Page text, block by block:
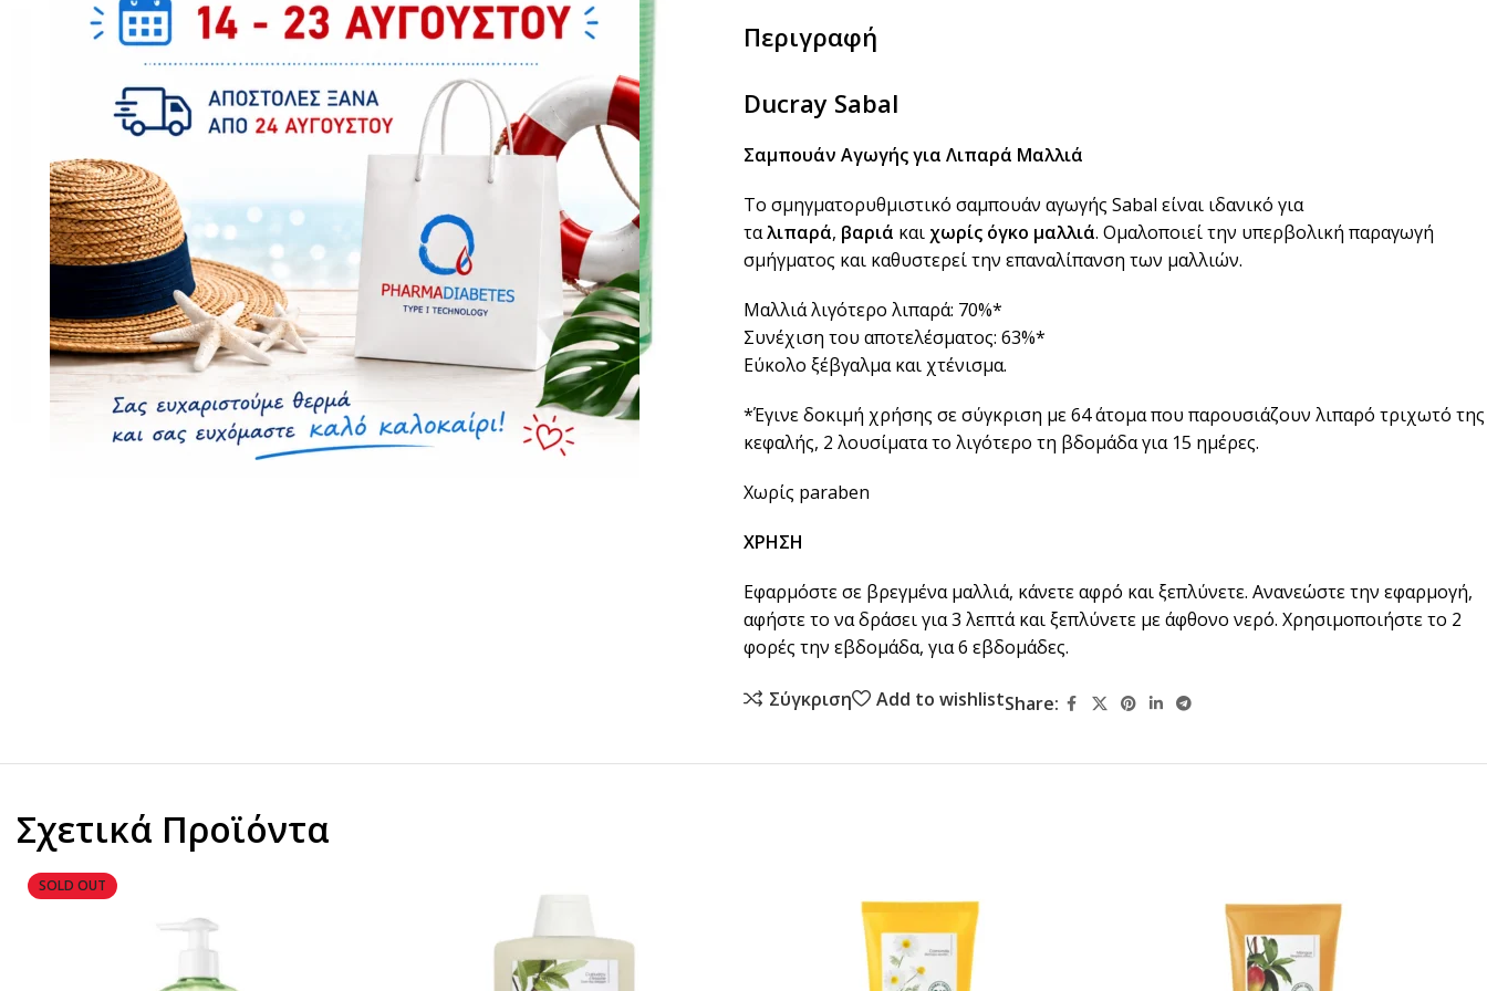
Περιγραφή
Ducray Sabal
Σαμπουάν Αγωγής για Λιπαρά Μαλλιά
Το σμηγματορυθμιστικό σαμπουάν αγωγής Sabal είναι ιδανικό για
ταλιπαρά, βαριά και χωρίς όγκο μαλλιά. Ομαλοποιεί την υπερβολική παραγωγή
σμήγματος και καθυστερεί την επαναλίπανση των μαλλιών.
Μαλλιά λιγότερο λιπαρά: 70%*
Συνέχιση του αποτελέσματος: 63%*
Εύκολο ξέβγαλμα και χτένισμα.
*Έγινε δοκιμή χρήσης σε σύγκριση με 64 άτομα που παρουσιάζουν λιπαρό τριχωτό της
κεφαλής, 2 λουσίματα το λιγότερο τη βδομάδα για 15 ημέρες.
Χωρίς paraben
ΧΡΗΣΗ
Εφαρμόστε σε βρεγμένα μαλλιά, κάνετε αφρό και ξεπλύνετε. Ανανεώστε την εφαρμογή,
αφήστε το να δράσει για 3 λεπτά και ξεπλύνετε με άφθονο νερό. Χρησιμοποιήστε το 2
φορές την εβδομάδα, για 6 εβδομάδες.
Σύγκριση Add to wishlistShare:
Σχετικά Προϊόντα
SOLD OUT